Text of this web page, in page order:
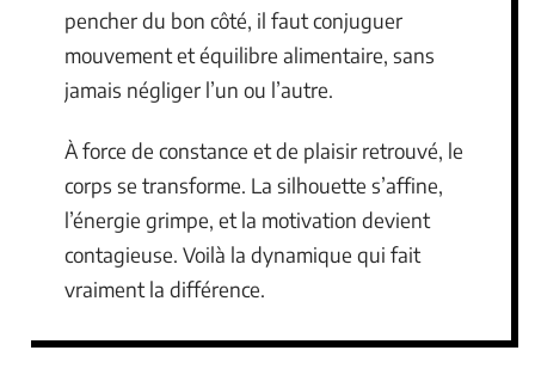
pencher du bon côté, il faut conjuguer
mouvement et équilibre alimentaire, sans
jamais négliger l’un ou l’autre.
À force de constance et de plaisir retrouvé, le
corps se transforme. La silhouette s’affine,
l’énergie grimpe, et la motivation devient
contagieuse. Voilà la dynamique qui fait
vraiment la différence.